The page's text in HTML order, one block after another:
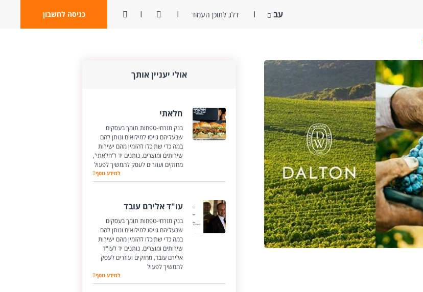
ניגודיות כניסה לחשבוןפתח חיפוש דלג לתוכן העמוד עב
אולי יעניין אותך
חלאתי
בנק מזרחי-טפחות תומך בעסקים
שבעליהם גויסו למילואים ונותן להם
במה כדי שתוכלו להזמין מהם ישירות
שירותים ומוצרים. נותנים יד ל'חלאתי',
מחזקים ועוזרים לעסק להמשיך לפעול
למידע נוסף
עו"ד אלירם עובד
בנק מזרחי-טפחות תומך בעסקים
שבעליהם גויסו למילואים ונותן להם
במה כדי שתוכלו להזמין מהם ישירות
שירותים ומוצרים. נותנים יד לעו"ד
אלירם עובד, מחזקים ועוזרים לעסק
להמשיך לפעול
עו"ד אלירם עובד
למידע נוסף